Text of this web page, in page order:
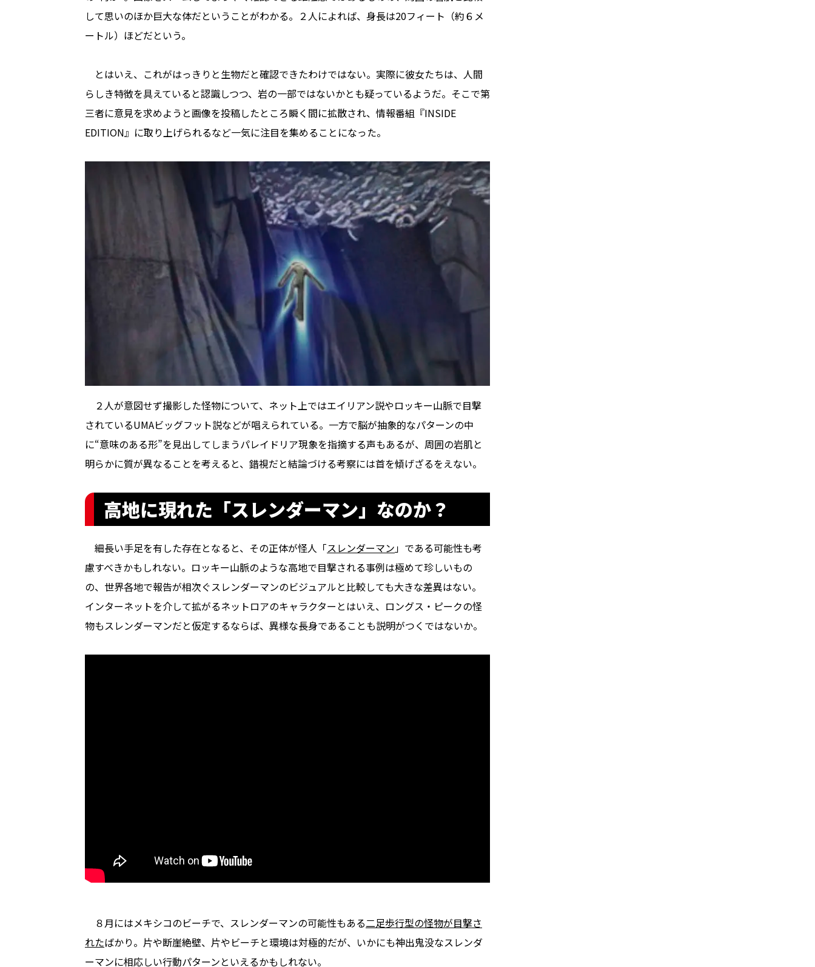
して思いのほか巨大な体だということがわかる。２人によれば、身長は20フィート（約６メ
ートル）ほどだという。
とはいえ、これがはっきりと生物だと確認できたわけではない。実際に彼女たちは、人間
らしき特徴を具えていると認識しつつ、岩の一部ではないかとも疑っているようだ。そこで第
三者に意見を求めようと画像を投稿したところ瞬く間に拡散され、情報番組『INSIDE
EDITION』に取り上げられるなど一気に注目を集めることになった。
２人が意図せず撮影した怪物について、ネット上ではエイリアン説やロッキー山脈で目撃
されているUMAビッグフット説などが唱えられている。一方で脳が抽象的なパターンの中
に“意味のある形”を見出してしまうパレイドリア現象を指摘する声もあるが、周囲の岩肌と
明らかに質が異なることを考えると、錯視だと結論づける考察には首を傾げざるをえない。
高地に現れた「スレンダーマン」なのか？
細長い手足を有した存在となると、その正体が怪人「スレンダーマン」である可能性も考
慮すべきかもしれない。ロッキー山脈のような高地で目撃される事例は極めて珍しいもの
の、世界各地で報告が相次ぐスレンダーマンのビジュアルと比較しても大きな差異はない。
インターネットを介して拡がるネットロアのキャラクターとはいえ、ロングス・ピークの怪
物もスレンダーマンだと仮定するならば、異様な長身であることも説明がつくではないか。
８月にはメキシコのビーチで、スレンダーマンの可能性もある二足歩行型の怪物が目撃さ
れたばかり。片や断崖絶壁、片やビーチと環境は対極的だが、いかにも神出鬼没なスレンダ
ーマンに相応しい行動パターンといえるかもしれない。